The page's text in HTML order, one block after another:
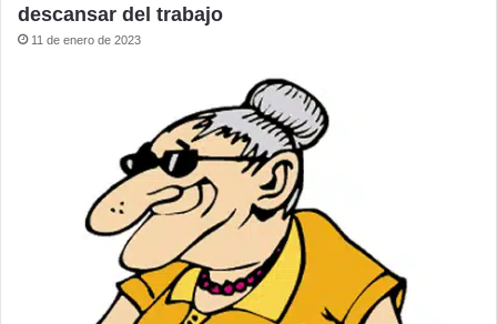
descansar del trabajo
11 de enero de 2023